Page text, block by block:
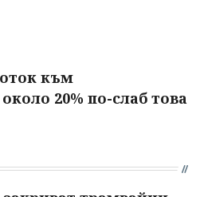
към
20% по-слаб това